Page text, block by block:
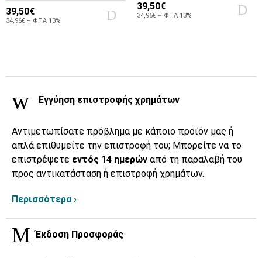
39,50€
34,96€ + ΦΠΑ 13%
39,50€
34,96€ + ΦΠΑ 13%
Εγγύηση επιστροφής χρημάτων
Αντιμετωπίσατε πρόβλημα με κάποιο προϊόν μας ή
απλά επιθυμείτε την επιστροφή του; Μπορείτε να το
επιστρέψετε εντός 14 ημερών από τη παραλαβή του
προς αντικατάσταση ή επιστροφή χρημάτων.
Περισσότερα ›
Έκδοση Προσφοράς